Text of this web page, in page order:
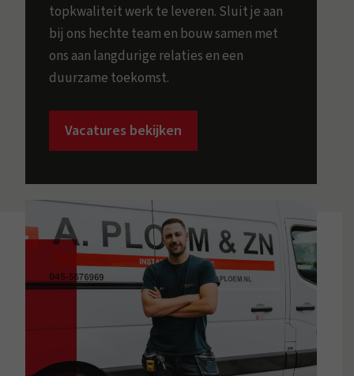
topkwaliteit werk te leveren. Sluit je aan
bij ons hechte team en bouw samen met
ons aan langdurige relaties en een
duurzame toekomst.
Vacatures bekijken